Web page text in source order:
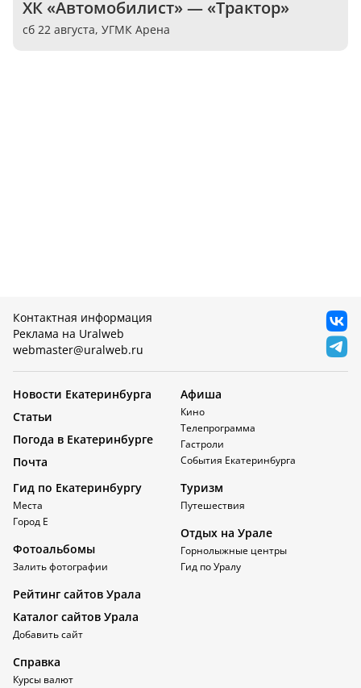
ХК «Автомобилист» — «Трактор»
сб 22 августа, УГМК Арена
Контактная информация
Реклама на Uralweb
webmaster@uralweb.ru
Новости Екатеринбурга
Статьи
Погода в Екатеринбурге
Почта
Афиша
Кино
Телепрограмма
Гастроли
События Екатеринбурга
Гид по Екатеринбургу
Места
Город Е
Фотоальбомы
Залить фотографии
Туризм
Путешествия
Отдых на Урале
Горнолыжные центры
Гид по Уралу
Рейтинг сайтов Урала
Каталог сайтов Урала
Добавить сайт
Справка
Курсы валют